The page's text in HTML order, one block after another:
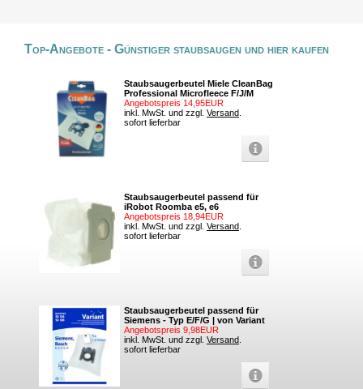
Top-Angebote - Günstiger staubsaugen und hier kaufen
Staubsaugerbeutel Miele CleanBag
Professional Microfleece F/J/M
Angebotspreis 14,95EUR
inkl. MwSt. und zzgl. Versand
sofort lieferbar
Staubsaugerbeutel passend für
iRobot Roomba e5, e6
Angebotspreis 18,94EUR
inkl. MwSt. und zzgl. Versand
sofort lieferbar
Staubsaugerbeutel passend für
Siemens - Typ E/F/G | von Variant
Angebotspreis 9,98EUR
inkl. MwSt. und zzgl. Versand
sofort lieferbar